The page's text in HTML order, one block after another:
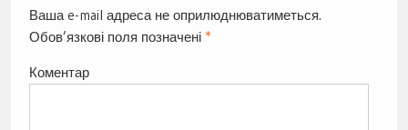
Ваша e-mail адреса не оприлюднюватиметься.
Обов’язкові поля позначені *
Коментар